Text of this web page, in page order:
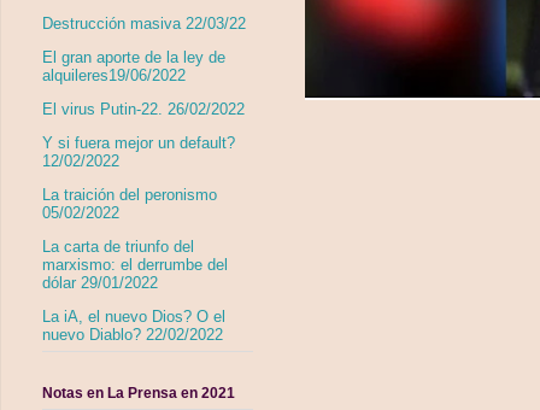
Destrucción masiva 22/03/22
El gran aporte de la ley de
alquileres19/06/2022
El virus Putin-22. 26/02/2022
Y si fuera mejor un default?
12/02/2022
La traición del peronismo
05/02/2022
La carta de triunfo del
marxismo: el derrumbe del
dólar 29/01/2022
La iA, el nuevo Dios? O el
nuevo Diablo? 22/02/2022
Notas en La Prensa en 2021